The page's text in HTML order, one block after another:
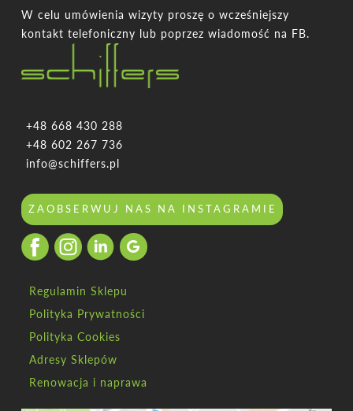
+48 668 430 288
+48 602 267 736
info@schiffers.pl
ZAOBSERWUJ NAS NA INSTAGRAMIE
Regulamin Sklepu
Polityka Prywatności
Polityka Cookies
Adresy Sklepów
Renowacja i naprawa
W celu umówienia wizyty proszę o wcześniejszy
kontakt telefoniczny lub poprzez wiadomość na FB.